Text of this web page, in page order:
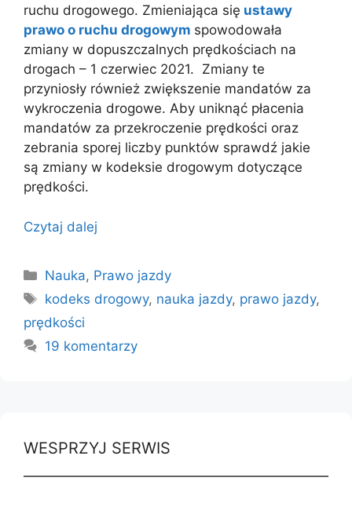
ruchu drogowego. Zmieniająca się ustawy
prawo o ruchu drogowym spowodowała
zmiany w dopuszczalnych prędkościach na
drogach – 1 czerwiec 2021. Zmiany te
przyniosły również zwiększenie mandatów za
wykroczenia drogowe. Aby uniknąć płacenia
mandatów za przekroczenie prędkości oraz
zebrania sporej liczby punktów sprawdź jakie
są zmiany w kodeksie drogowym dotyczące
prędkości.
Czytaj dalej
Kategorie
Nauka, Prawo jazdy
Tagi
kodeks drogowy, nauka jazdy, prawo jazdy,
prędkości
19 komentarzy
WESPRZYJ SERWIS